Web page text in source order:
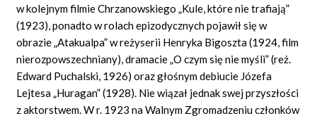
w kolejnym filmie Chrzanowskiego „Kule, które nie trafiają”
(1923), ponadto w rolach epizodycznych pojawił się w
obrazie „Atakualpa” w reżyserii Henryka Bigoszta (1924, film
nierozpowszechniany), dramacie „O czym się nie myśli” (reż.
Edward Puchalski, 1926) oraz głośnym debiucie Józefa
Lejtesa „Huragan” (1928). Nie wiązał jednak swej przyszłości
z aktorstwem. W r. 1923 na Walnym Zgromadzeniu członków